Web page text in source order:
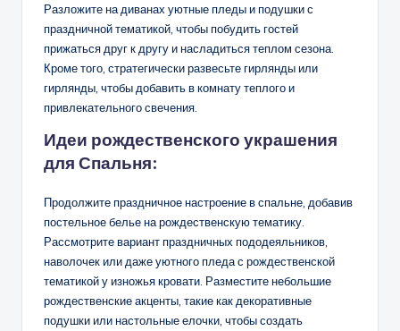
Разложите на диванах уютные пледы и подушки с
праздничной тематикой, чтобы побудить гостей
прижаться друг к другу и насладиться теплом сезона.
Кроме того, стратегически развесьте гирлянды или
гирлянды, чтобы добавить в комнату теплого и
привлекательного свечения.
Идеи рождественского украшения
для Спальня:
Продолжите праздничное настроение в спальне, добавив
постельное белье на рождественскую тематику.
Рассмотрите вариант праздничных пододеяльников,
наволочек или даже уютного пледа с рождественской
тематикой у изножья кровати. Разместите небольшие
рождественские акценты, такие как декоративные
подушки или настольные елочки, чтобы создать